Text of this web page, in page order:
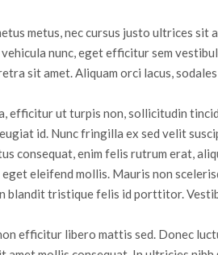
metus, nec cursus justo ultrices sit
nunc, eget efficitur sem
sit amet. Aliquam orci lacus,
efficitur ut turpis non, sollicitudin
id. Nunc fringilla ex sed velit
consequat, enim felis rutrum erat,
eleifend mollis. Mauris non
blandit tristique felis id porttitor.
efficitur libero mattis sed. Donec